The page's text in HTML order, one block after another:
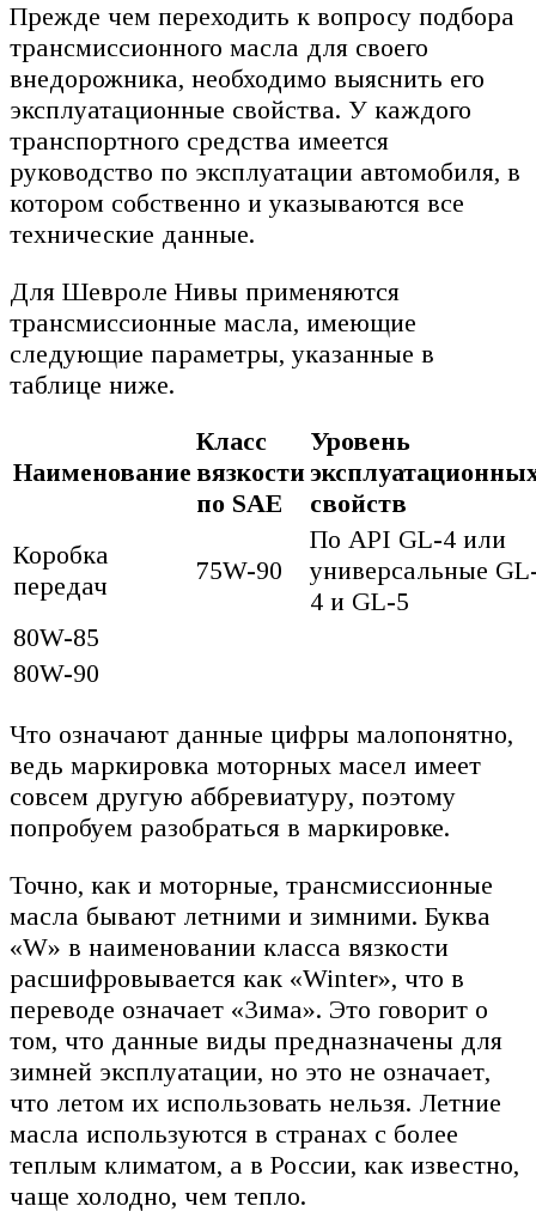
Прежде чем переходить к вопросу подбора
трансмиссионного масла для своего
внедорожника, необходимо выяснить его
эксплуатационные свойства. У каждого
транспортного средства имеется
руководство по эксплуатации автомобиля, в
котором собственно и указываются все
технические данные.
Для Шевроле Нивы применяются
трансмиссионные масла, имеющие
следующие параметры, указанные в
таблице ниже.
Наименование
Класс
вязкости
по SAE
Уровень
свойств
Коробка
передач
75W-90
По API GL-4 или
универсальные
4 и GL-5
80W-85
80W-90
Что означают данные цифры малопонятно,
ведь маркировка моторных масел имеет
совсем другую аббревиатуру, поэтому
попробуем разобраться в маркировке.
Точно, как и моторные, трансмиссионные
масла бывают летними и зимними. Буква
«W» в наименовании класса вязкости
расшифровывается как «Winter», что в
переводе означает «Зима». Это говорит о
том, что данные виды предназначены для
зимней эксплуатации, но это не означает,
что летом их использовать нельзя. Летние
масла используются в странах с более
теплым климатом, а в России, как известно,
чаще холодно, чем тепло.